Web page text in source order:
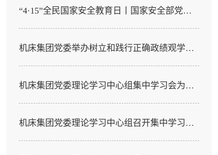
“4·15”全民国家安全教育日丨国家安全部党委书记、部长陈一新：提升护航高质量发展的国家安全能力
机床集团党委举办树立和践行正确政绩观学习教育读书班
机床集团党委理论学习中心组集中学习会为民主生活会筑牢思想根基
机床集团党委理论学习中心组召开集中学习会议